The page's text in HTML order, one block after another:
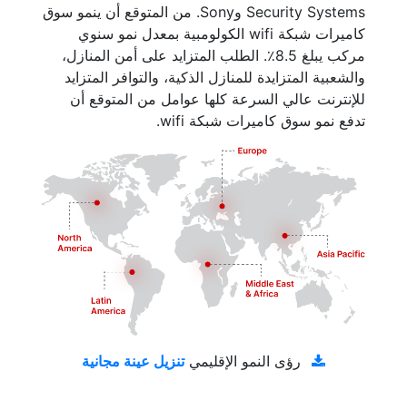
Security Systems وSony. من المتوقع أن ينمو سوق
كاميرات شبكة wifi الكولومبية بمعدل نمو سنوي
مركب يبلغ 8.5٪. الطلب المتزايد على أمن المنازل،
والشعبية المتزايدة للمنازل الذكية، والتوافر المتزايد
للإنترنت عالي السرعة كلها عوامل من المتوقع أن
تدفع نمو سوق كاميرات شبكة wifi.
رؤى النمو الإقليمي